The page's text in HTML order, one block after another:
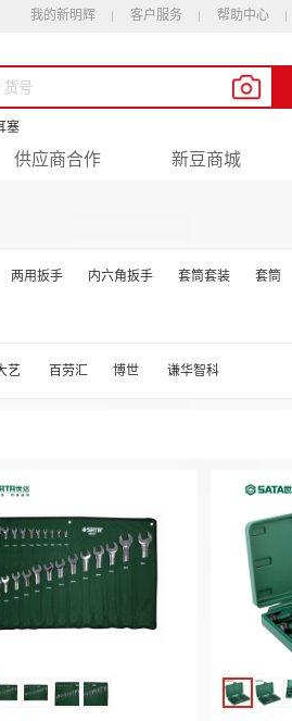
我的新明辉 客户服务 帮助中心
塞
供应商合作 新豆商城
两用扳手 内六角扳手 套筒套装 套筒
艺 百劳汇 博世 谦华智科